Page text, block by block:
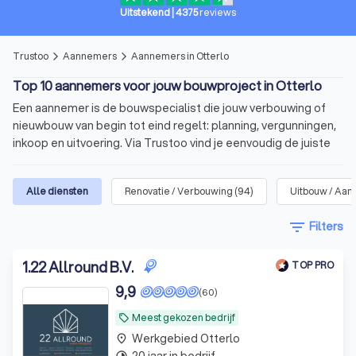
Uitstekend 4375reviews
Trustoo arrow_forward_ios Aannemers arrow_forward_ios Aannemers in Otterlo
Top 10 aannemers voor jouw bouwproject in Otterlo
Een aannemer is de bouwspecialist die jouw verbouwing of
nieuwbouw van begin tot eind regelt: planning, vergunningen,
inkoop en uitvoering. Via Trustoo vind je eenvoudig de juiste
Otterlo, lees 1000+ recensies en vraag met één klik meerdere
offertes aan.
Voor allerlei soorten
: verbouwing,
uitbreiding of nieuwbouw.
De aannemer overziet hetbouwproces
uitvoering
en heeftcontact met
onderaannemers.
Alle diensten Renovatie / Verbouwing (94) Uitbouw /
filter_list Filters
1.22 Allround B.V. TOP PRO
local_offer Meest gekozen bedrijf
(60)
9,9
place Werkgebied Otterlo